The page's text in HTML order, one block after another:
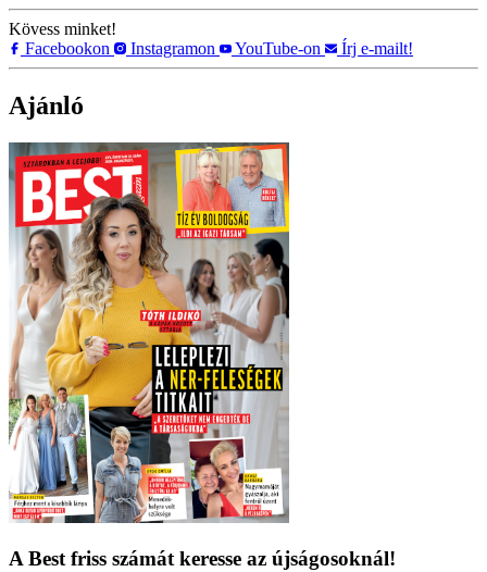
Kövess minket!
Facebookon
Instagramon YouTube-on Írj e-mailt!
Ajánló
A Best friss számát keresse az újságosoknál!